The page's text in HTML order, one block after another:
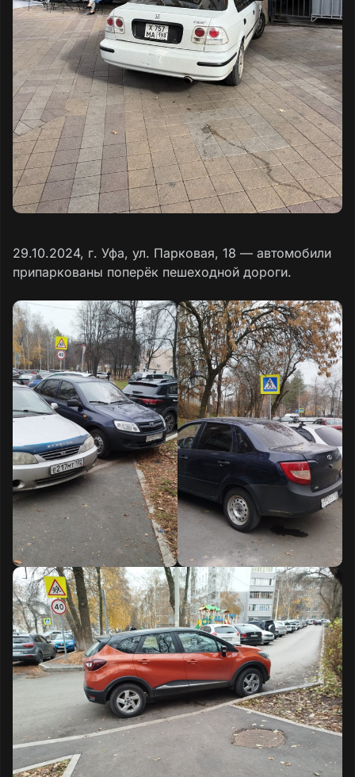
29.10.2024, г. Уфа, ул. Парковая, 18 — автомобили
припаркованы поперёк пешеходной дороги.